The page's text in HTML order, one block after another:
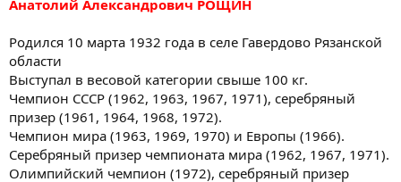
Анатолий Александрович РОЩИН
Родился 10 марта 1932 года в селе Гавердово Рязанской
области
Выступал в весовой категории свыше 100 кг.
Чемпион СССР (1962, 1963, 1967, 1971), серебряный
призер (1961, 1964, 1968, 1972).
Чемпион мира (1963, 1969, 1970) и Европы (1966).
Серебряный призер чемпионата мира (1962, 1967, 1971).
Олимпийский чемпион (1972), серебряный призер